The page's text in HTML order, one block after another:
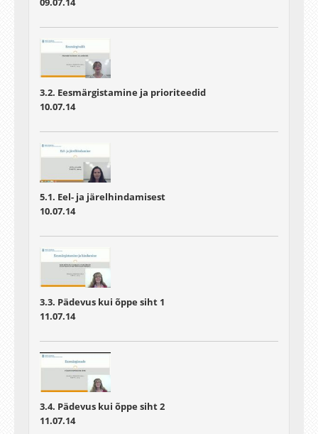
3.2. Eesmärgistamine ja prioriteedid
10.07.14
5.1. Eel- ja järelhindamisest
10.07.14
3.3. Pädevus kui õppe siht 1
11.07.14
3.4. Pädevus kui õppe siht 2
11.07.14